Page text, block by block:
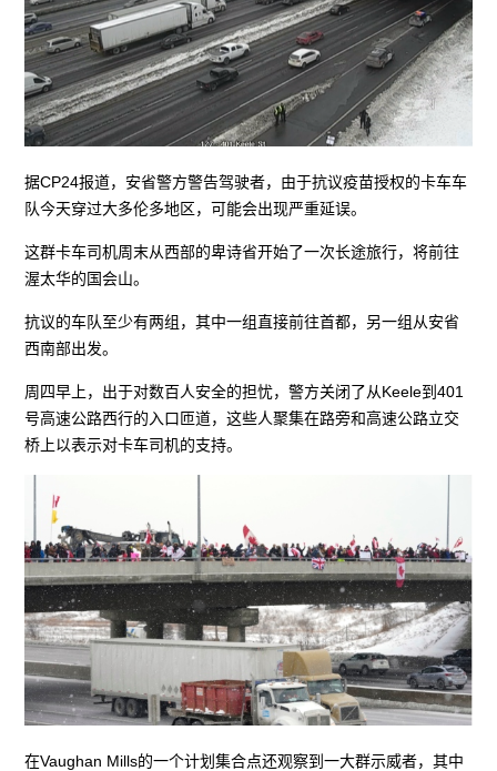
据CP24报道，安省警方警告驾驶者，由于抗议疫苗授权的卡车车
队今天穿过大多伦多地区，可能会出现严重延误。
这群卡车司机周末从西部的卑诗省开始了一次长途旅行，将前往
渥太华的国会山。
抗议的车队至少有两组，其中一组直接前往首都，另一组从安省
西南部出发。
周四早上，出于对数百人安全的担忧，警方关闭了从Keele到401
号高速公路西行的入口匝道，这些人聚集在路旁和高速公路立交
桥上以表示对卡车司机的支持。
在Vaughan Mills的一个计划集合点还观察到一大群示威者，其中